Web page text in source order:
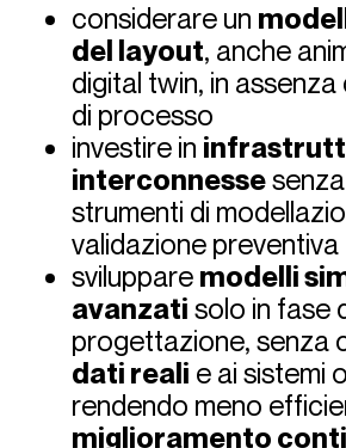
considerare un
del layout, anche
digital twin, in assenza
di processo
investire in
interconnesse
strumenti di
validazione preventiva
sviluppare modelli
avanzati solo in fase
progettazione, senza
dati reali e ai sistemi
rendendo meno
miglioramento